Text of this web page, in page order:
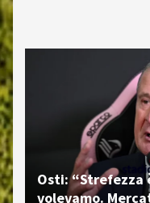
Osti: “Strefezza
volevamo.